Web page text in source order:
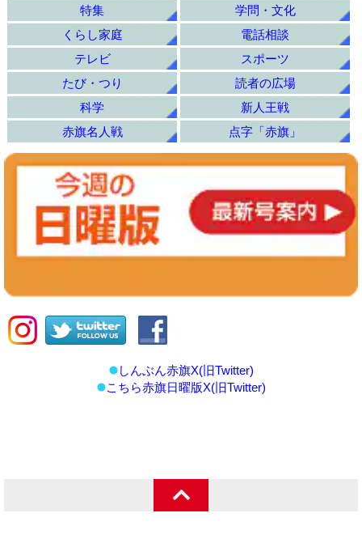
特集
学問・文化
くらし家庭
電話相談
テレビ
スポーツ
たび・つり
読者の広場
科学
新人王戦
赤旗名人戦
点字「赤旗」
しんぶん赤旗X(旧Twitter)
こちら赤旗日曜版X(旧Twitter)